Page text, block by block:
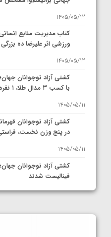
1405/05/12
کتاب مدیریت منابع
ورزشی اثر علیرضا ده
1405/05/12
کشتی آزاد نوجوانان
با کسب ۳ مدال طلا، ۱ نقره و ۲ مدال برنز
1405/05/11
کشتی آزاد نوجوانان
در پنج وزن نخست،
1405/05/11
کشتی آزاد نوجوانان
فینالیست شدند
1405/05/09